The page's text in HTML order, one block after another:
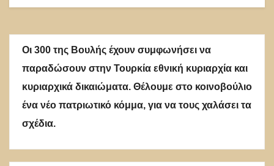
Οι 300 της Βουλής έχουν συμφωνήσει να
παραδώσουν στην Τουρκία εθνική κυριαρχία και
κυριαρχικά δικαιώματα. Θέλουμε στο κοινοβούλιο
ένα νέο πατριωτικό κόμμα, για να τους χαλάσει τα
σχέδια.